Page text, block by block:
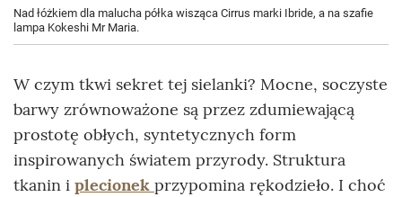
Nad łóżkiem dla malucha półka wisząca Cirrus marki Ibride, a na szafie
lampa Kokeshi Mr Maria.
W czym tkwi sekret tej sielanki? Mocne, soczyste
barwy zrównoważone są przez zdumiewającą
prostotę obłych, syntetycznych form
inspirowanych światem przyrody. Struktura
tkanin i plecionek przypomina rękodzieło. I choć